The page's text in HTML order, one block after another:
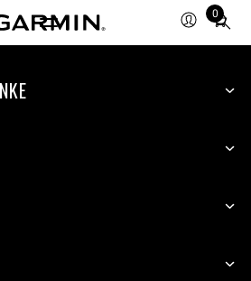
0
Total
items
cart: